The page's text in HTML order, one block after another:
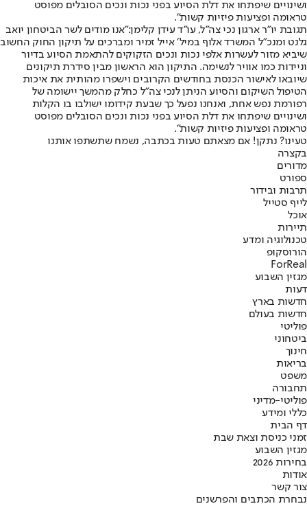
ושינויים שיפתחו את דלת הסיוע בפני נכות ונכים הסובלים מפוסט
טראומה ופציעות פיזיות קשות״.
תגובת יו״ר ארגון נכי צה״ל, עו״ד עידן קלימן:״אנו מודים לשר הביטחון יואב
גלנט ומנכ״ל המשרד אלוף במיל׳ אייל זמיר ומברכים על תיקון החוק החשוב
שיביא מזור לעשרות אלפי נכות ונכים הזקוקים להתאמת הסיוע בדיור
וניידות כמו אוויר לנשימה. התיקון הוא הראשון מבין סידרת תיקונים
שיובאו לאישור הכנסת בחודשים הקרובים וישפרו מהותית את איכות
הטיפול השיקום והסיוע הניתן לנכי צה״ל כחלק מהמשך יישומה של
רפורמת נפש אחת, ואנחנו נפעל כך שבעת קידומו ישולבו בו הקלות
ושינויים שיפתחו את דלת הסיוע בפני נכות ונכים הסובלים מפוסט
טראומה ופציעות פיזיות קשות״.
טעינו? נתקן! אם מצאתם טעות בכתבה, נשמח שתשתפו אותנו
בקצרה
מדורים
ספורט
תרבות ובידור
לייף סטייל
אוכל
תיירות
טכנולוגיה ומדע
הורוסקופ
ForReal
מגזין השבוע
דעות
חדשות בארץ
חדשות בעולם
פוליטי
ביטחוני
חינוך
בריאות
משפט
תחבורה
פוליטי-מדיני
כללי ומידע
דף הבית
זמני כניסת וצאת שבת
מגזין השבוע
בחירות 2026
אודות
צור קשר
נבחרת הכתבים והפרשנים